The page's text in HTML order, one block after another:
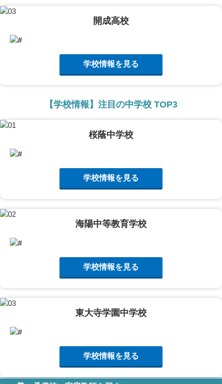
開成高校
学校情報を見る
【学校情報】注目の中学校 TOP3
桜蔭中学校
学校情報を見る
海陽中等教育学校
学校情報を見る
東大寺学園中学校
学校情報を見る